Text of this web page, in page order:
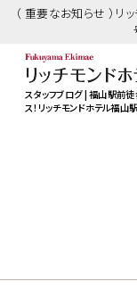
（ 重要なお知らせ ）
スタッフブログ | 福山駅前
ス！リッチモンドホテル福山